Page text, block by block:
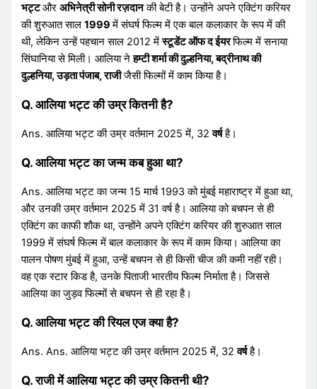
भट्टऔरअभिनेत्री सोनी रज़दानकी बेटी है। उन्होंने अपने एक्टिंग करियर
की शुरुआत साल1999में संघर्ष फिल्म में एक बाल कलाकार के रूप में की
थी, लेकिन उन्हें पहचान साल 2012 मेंस्टूडेंट ऑफ द ईयरफिल्म में सनाया
सिंघानिया से मिली। आलिया नेहम्टी शर्मा की दुल्हनिया, बद्रीनाथ की
दुल्हनिया, उड़ता पंजाब, राजीजैसी फिल्मों में काम किया है।
Q. आलिया भट्ट की उम्र कितनी है?
Ans. आलिया भट्ट की उम्र वर्तमान 2025 में, 32वर्षहै।
Q. आलिया भट्ट का जन्म कब हुआ था?
Ans. आलिया भट्ट का जन्म 15 मार्च 1993 को मुंबई महाराष्ट्र में हुआ था,
और उनकी उम्र वर्तमान 2025 में 31 वर्ष है। आलिया को बचपन से ही
एक्टिंग का काफी शौक था, उन्होंने अपने एक्टिंग करियर की शुरुआत साल
1999 में संघर्ष फिल्म में बाल कलाकार के रूप में काम किया। आलिया का
पालन पोषण मुंबई में हुआ, उन्हें बचपन से ही किसी चीज की कमी नहीं रही।
वह एक स्टार किड है, उनके पिताजी भारतीय फिल्म निर्माता है। जिससे
आलिया का जुड़व फिल्मों से बचपन से ही रहा है।
Q. आलिया भट्ट की रियल एज क्या है?
Ans. Ans. आलिया भट्ट की उम्र वर्तमान 2025 में, 32वर्षहै।
Q. राजी में आलिया भट्ट की उम्र कितनी थी?